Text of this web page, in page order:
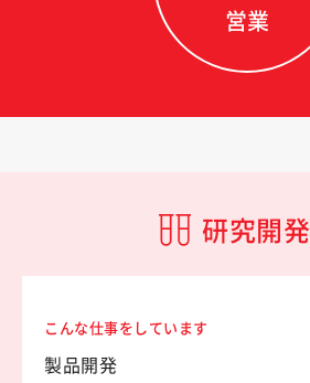
営業
研究開発
こんな仕事をしています
製品開発